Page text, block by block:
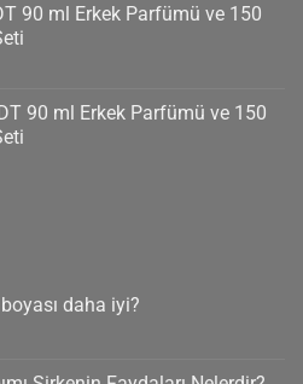
90 ml Erkek Parfümü ve 150
90 ml Erkek Parfümü ve 150
daha iyi?